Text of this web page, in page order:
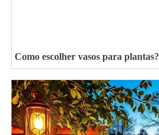
Como escolher vasos para plantas?